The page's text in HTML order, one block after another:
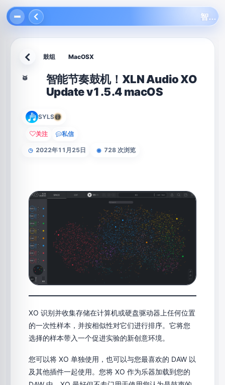
返回 鼓组 MacOSX
🥁
智能节奏鼓机！XLN Audio XO
Update v1.5.4 macOS
SYLS
关注 私信
◷ 2022年11月25日 ◉ 728 次浏览
XO 识别并收集存储在计算机或硬盘驱动器上任何位置
的一次性样本，并按相似性对它们进行排序。它将您
选择的样本带入一个促进实验的新创意环境。
您可以将 XO 单独使用，也可以与您最喜欢的 DAW 以
及其他插件一起使用。您将 XO 作为乐器加载到您的
智能节奏鼓机！XLN Audio XO Update v1.5.4 macOS